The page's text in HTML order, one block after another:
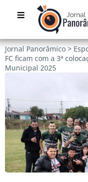
Jornal Panorâmico >
FC ficam com a 3ª
Municipal 2025